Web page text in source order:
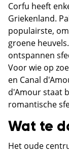
Corfu heeft
Griekenland.
populairste,
groene
ontspannen
Voor wie op
en Canal
d'Amour staat
romantische
Wat te
Het oude